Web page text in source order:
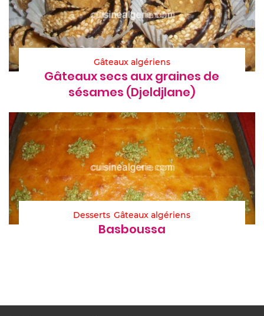
Gâteaux algériens
Gâteaux secs aux graines de
sésames (Djeldjlane)
Desserts Gâteaux algériens
Basboussa